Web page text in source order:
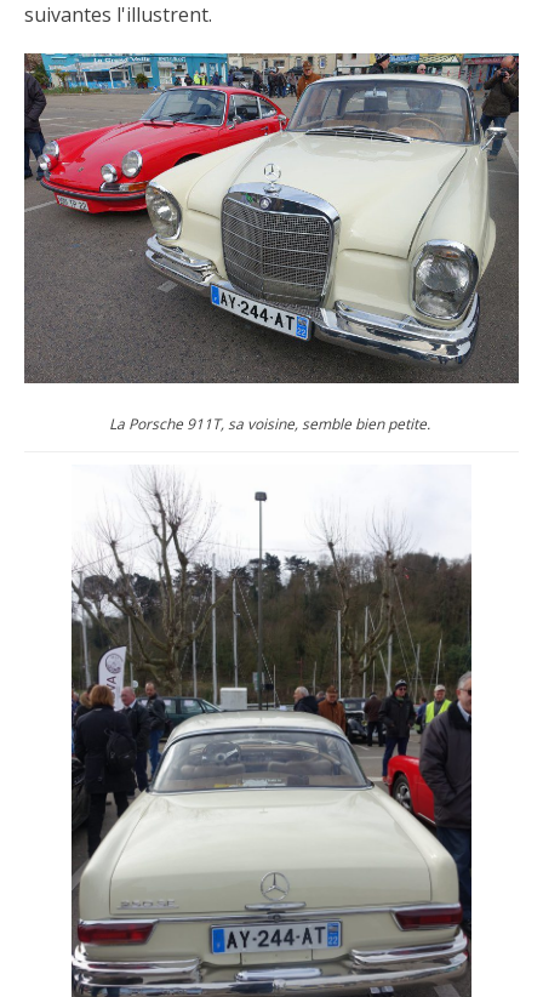
suivantes l'illustrent.
La Porsche 911T, sa voisine, semble bien petite.